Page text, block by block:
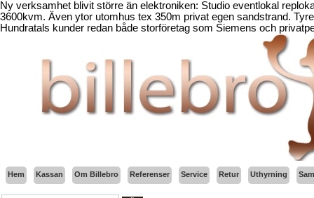
Ny verksamhet blivit större än elektroniken: Studio eventlokal
3600kvm. Även ytor utomhus tex 350m privat egen sandstrand.
Hundratals kunder redan både storföretag som Siemens och
Hem Kassan Om Billebro Referenser Service Retur Uthyrning